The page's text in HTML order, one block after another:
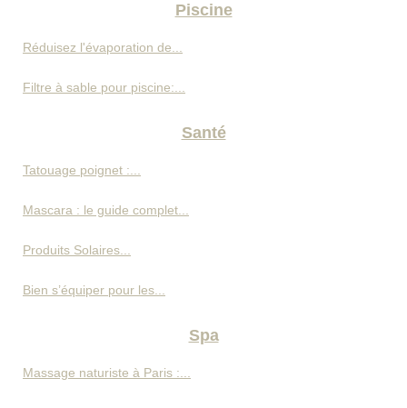
Piscine
Réduisez l'évaporation de...
Filtre à sable pour piscine:...
Santé
Tatouage poignet :...
Mascara : le guide complet...
Produits Solaires...
Bien s’équiper pour les...
Spa
Massage naturiste à Paris :...